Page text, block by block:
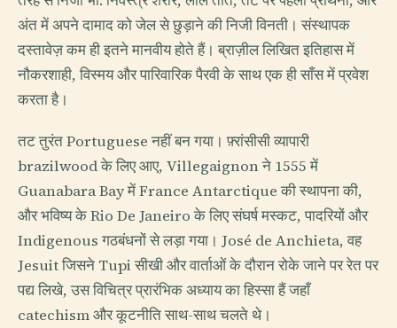
अंत में अपने दामाद को जेल से छुड़ाने की निजी विनती। संस्थापक
दस्तावेज़ कम ही इतने मानवीय होते हैं। ब्राज़ील लिखित इतिहास में
नौकरशाही, विस्मय और पारिवारिक पैरवी के साथ एक ही साँस में प्रवेश
करता है।
तट तुरंत Portuguese नहीं बन गया। फ़्रांसीसी व्यापारी
brazilwood के लिए आए, Villegaignon ने 1555 में
Guanabara Bay में France Antarctique की स्थापना की,
और भविष्य के Rio De Janeiro के लिए संघर्ष मस्कट, पादरियों और
Indigenous गठबंधनों से लड़ा गया। José de Anchieta, वह
Jesuit जिसने Tupi सीखी और वार्ताओं के दौरान रोके जाने पर रेत पर
पद्य लिखे, उस विचित्र प्रारंभिक अध्याय का हिस्सा हैं जहाँ
catechism और कूटनीति साथ-साथ चलते थे।